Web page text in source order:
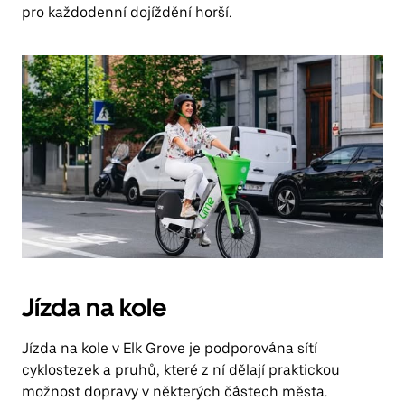
pro každodenní dojíždění horší.
Jízda na kole
Jízda na kole v Elk Grove je podporována sítí
cyklostezek a pruhů, které z ní dělají praktickou
možnost dopravy v některých částech města.